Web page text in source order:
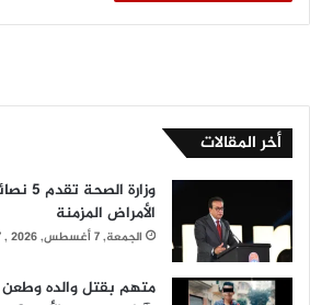
أخر المقالات
وزارة
الأمراض المزمنة
الجمعة, 7 أغسطس, 2026 , 2:37 ص
متهم بقتل والده